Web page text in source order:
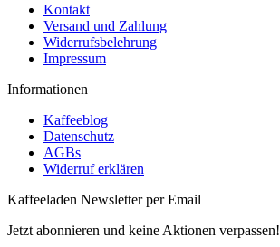
Kontakt
Versand und Zahlung
Widerrufsbelehrung
Impressum
Informationen
Kaffeeblog
Datenschutz
AGBs
Widerruf erklären
Kaffeeladen Newsletter per Email
Jetzt abonnieren und keine Aktionen verpassen!